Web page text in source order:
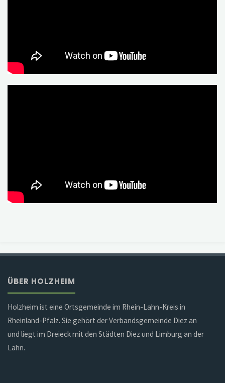
ÜBER HOLZHEIM
Holzheim ist eine Ortsgemeinde im Rhein-Lahn-Kreis in
Rheinland-Pfalz. Sie gehört der Verbandsgemeinde Diez an
und liegt im Dreieck mit den Städten Diez und Limburg an der
Lahn.